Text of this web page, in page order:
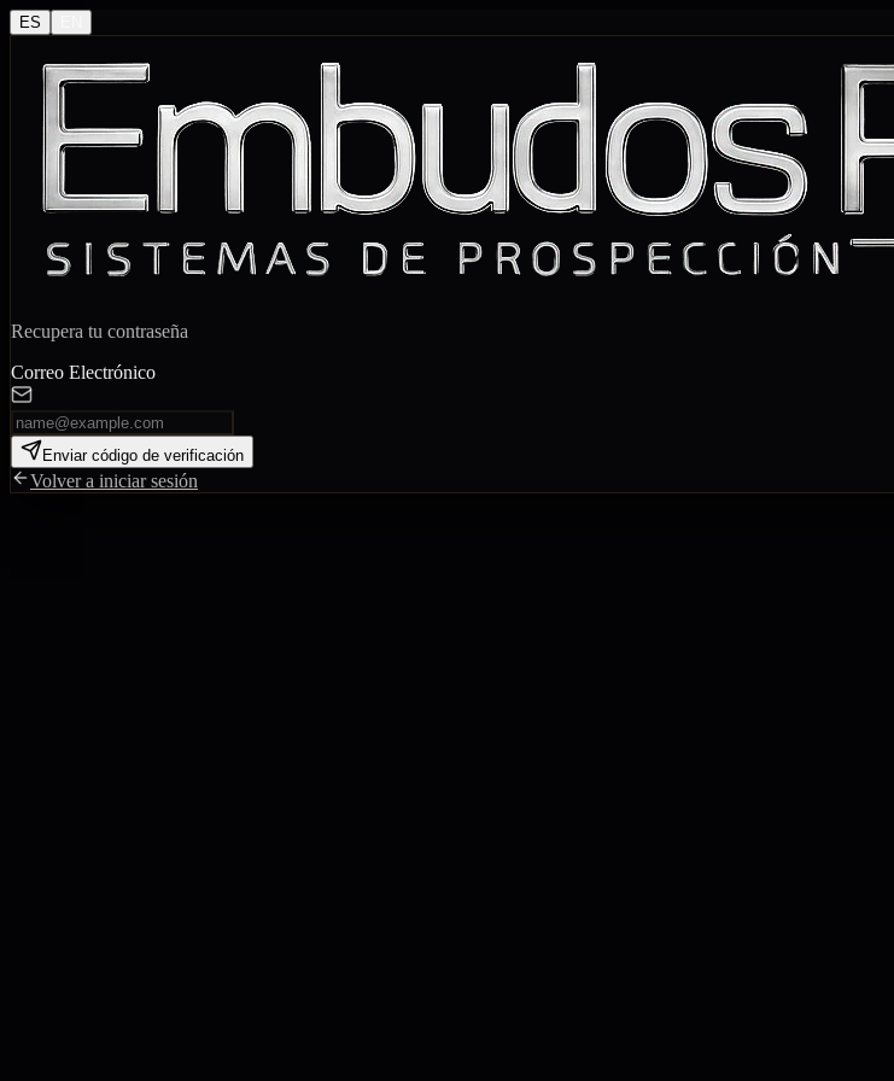
ES
Recupera tu contraseña
Correo Electrónico
Enviar código de verificación
Volver a iniciar sesión